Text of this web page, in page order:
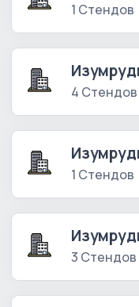
1 Стендов
4 Стендов
1 Стендов
3 Стендов